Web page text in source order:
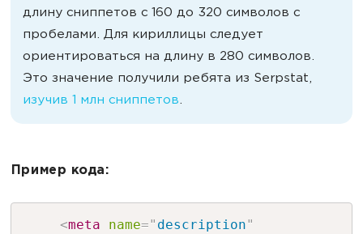
длину сниппетов с 160 до 320 символов с
пробелами. Для кириллицы следует
ориентироваться на длину в 280 символов.
Это значение получили ребята из Serpstat,
изучив 1 млн сниппетов.
Пример кода:
<meta name=" description"